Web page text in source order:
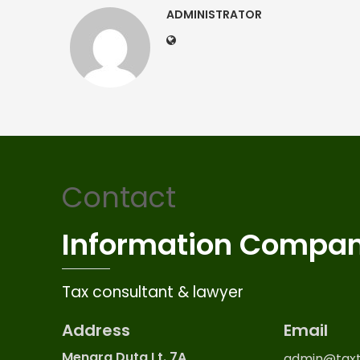
ADMINISTRATOR
Contact
Information
Tax consultant & lawyer
Address Email